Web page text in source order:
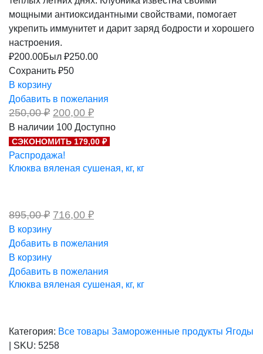
мощными антиоксидантными свойствами, помогает
укрепить иммунитет и дарит заряд бодрости и хорошего
настроения.
₽200.00Был ₽250.00
Сохранить ₽50
В корзину
Добавить в пожелания
250,00₽ Первоначальная
цена
составляла
250,00 ₽.
200,00 ₽Текущая
200,00 ₽.
В наличии 100 Доступно
СЭКОНОМИТЬ 179,00 ₽
Распродажа!
Клюква вяленая сушеная, кг, кг
895,00₽ Первоначальная
895,00 ₽.
716,00 ₽Текущая
В корзину
Добавить в пожелания
В корзину
Добавить в пожелания
Клюква вяленая сушеная, кг, кг
Категория: Все товары Замороженные продукты Ягоды
SKU: 5258